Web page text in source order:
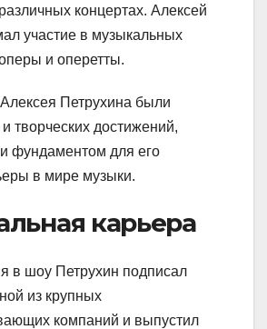
концертах. Алексей
участие в музыкальных
и оперетты.
Петрухина были
творческих достижений,
фундаментом для его
в мире музыки.
карьера
в шоу Петрухин подписал
из крупных
компаний и выпустил